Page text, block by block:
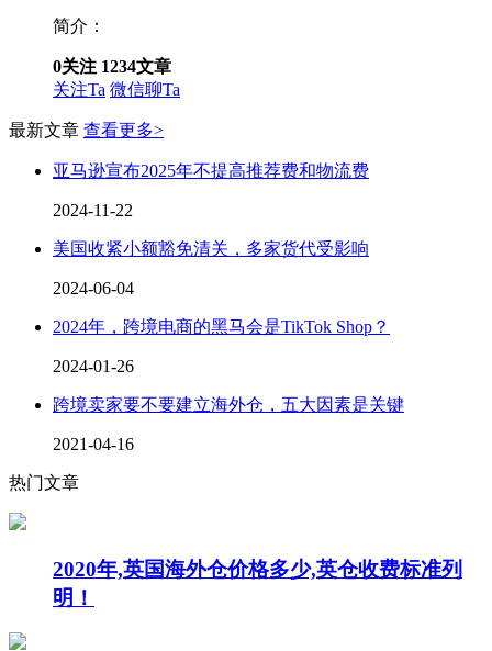
简介：
0关注 1234文章
关注Ta 微信聊Ta
最新文章 查看更多>
亚马逊宣布2025年不提高推荐费和物流费
2024-11-22
美国收紧小额豁免清关，多家货代受影响
2024-06-04
2024年，跨境电商的黑马会是TikTok Shop？
2024-01-26
跨境卖家要不要建立海外仓，五大因素是关键
2021-04-16
热门文章
2020年,英国海外仓价格多少,英仓收费标准列
明！